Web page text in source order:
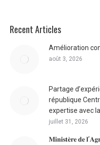
Recent Articles
Amélioration
août 3, 2026
Partage
république
expertise avec
juillet 31, 2026
𝐌𝐢𝐧𝐢𝐬𝐭𝐞̀𝐫𝐞 𝐝𝐞